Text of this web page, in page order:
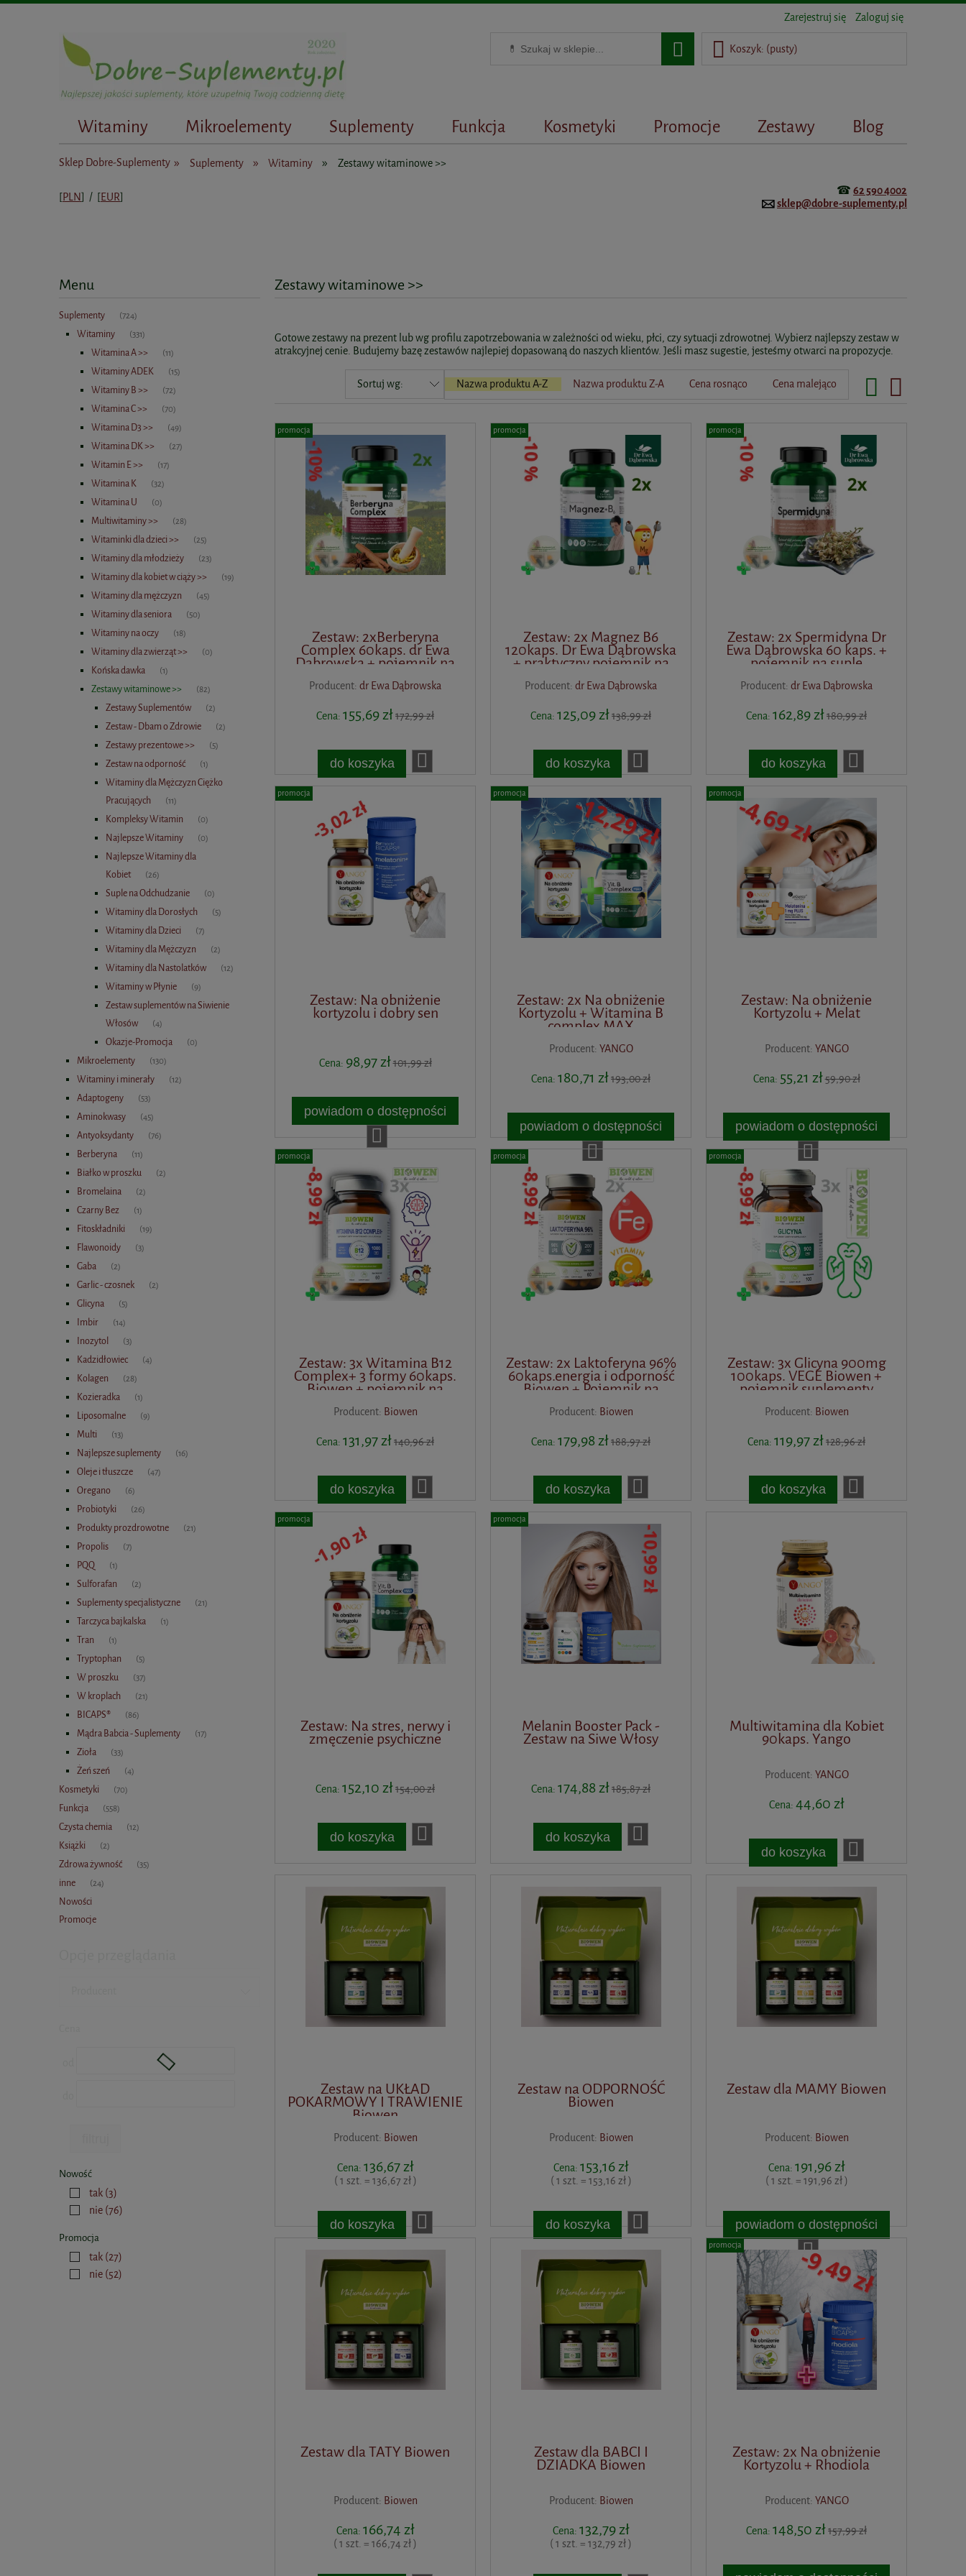
Zarejestruj się Zaloguj się
Koszyk: (pusty)
Witaminy Mikroelementy Suplementy Funkcja Kosmetyki Promocje Zestawy
Blog
Dietetycy
Sklep Dobre-Suplementy » Suplementy » Witaminy » Zestawy witaminowe >>
[PLN] / [EUR] ☎ 62 590 4002
sklep@dobre-suplementy.pl
Menu
Suplementy (724)
Witaminy (331)
Witamina A >> (11)
Witaminy ADEK (15)
Witaminy B >> (72)
Witamina C >> (70)
Witamina D3 >> (49)
Witamina DK >> (27)
Witamin E >> (17)
Witamina K (32)
Witamina U (0)
Multiwitaminy >> (28)
Witaminki dla dzieci >> (25)
Witaminy dla młodzieży (23)
Witaminy dla kobiet w ciąży >> (19)
Witaminy dla mężczyzn (45)
Witaminy dla seniora (50)
Witaminy na oczy (18)
Witaminy dla zwierząt >> (0)
Końska dawka (1)
Zestawy witaminowe >> (82)
Zestawy Suplementów (2)
Zestaw - Dbam o Zdrowie (2)
Zestawy prezentowe >> (5)
Zestaw na odporność (1)
Witaminy dla Mężczyzn Ciężko
Pracujących
(11)
Kompleksy Witamin (0)
Najlepsze Witaminy (0)
Najlepsze Witaminy dla
Kobiet
(26)
Suple na Odchudzanie (0)
Witaminy dla Dorosłych (5)
Witaminy dla Dzieci (7)
Witaminy dla Mężczyzn (2)
Witaminy dla Nastolatków (12)
Witaminy w Płynie (9)
Zestaw suplementów na Siwienie
Włosów
(4)
Okazje-Promocja (0)
Mikroelementy (130)
Witaminy i minerały (12)
Adaptogeny (53)
Aminokwasy (45)
Antyoksydanty (76)
Berberyna (11)
Białko w proszku (2)
Bromelaina (2)
Czarny Bez (1)
Fitoskładniki (19)
Flawonoidy (3)
Gaba (2)
Garlic - czosnek (2)
Glicyna (5)
Imbir (14)
Inozytol (3)
Kadzidłowiec (4)
Kolagen (28)
Kozieradka (1)
Liposomalne (9)
Multi (13)
Najlepsze suplementy (16)
Oleje i tłuszcze (47)
Oregano (6)
Probiotyki (26)
Produkty prozdrowotne (21)
Propolis (7)
PQQ (1)
Sulforafan (2)
Suplementy specjalistyczne (21)
Tarczyca bajkalska (1)
Tran (1)
Tryptophan (5)
W proszku (37)
W kroplach (21)
BICAPS® (86)
Mądra Babcia - Suplementy (17)
Zioła (33)
Żeń szeń (4)
Kosmetyki (70)
Funkcja (558)
Czysta chemia (12)
Książki (2)
Zdrowa żywność (35)
inne (24)
Nowości
Promocje
Nowość
tak (3)
nie (76)
Promocja
tak (27)
nie (52)
Zestawy witaminowe >>
Gotowe zestawy na prezent lub wg profilu zapotrzebowania w zależności od wieku, płci, czy sytuacji zdrowotnej. Wybierz najlepszy zestaw w
atrakcyjnej cenie. Budujemy bazę zestawów najlepiej dopasowaną do naszych klientów. Jeśli masz sugestie, jesteśmy otwarci na propozycje.
Sortuj wg: Nazwa produktu A-Z Nazwa produktu Z-A Cena rosnąco Cena malejąco
Zestaw: 2xBerberyna
Complex 60kaps. dr Ewa
Dąbrowska + pojemnik na
suplementy
Producent: dr Ewa Dąbrowska
Cena: 155,69 zł172,99 zł
do koszyka
promocja
Zestaw: 2x Magnez B6
120kaps. Dr Ewa Dąbrowska
+ praktyczny pojemnik na
suplementy
Producent: dr Ewa Dąbrowska
Cena: 125,09 zł138,99 zł
do koszyka
promocja
Zestaw: 2x Spermidyna Dr
Ewa Dąbrowska 60 kaps. +
pojemnik na suple
Producent: dr Ewa Dąbrowska
Cena: 162,89 zł180,99 zł
do koszyka
promocja
Zestaw: Na obniżenie
kortyzolu i dobry sen
Cena: 98,97 zł101,99 zł
powiadom o dostępności
promocja
Zestaw: 2x Na obniżenie
Kortyzolu + Witamina B
complex MAX
Producent: YANGO
Cena: 180,71 zł193,00 zł
powiadom o dostępności
promocja
Zestaw: Na obniżenie
Kortyzolu + Melat
Producent: YANGO
Cena: 55,21 zł59,90 zł
powiadom o dostępności
promocja
Zestaw: 3x Witamina B12
Complex+ 3 formy 60kaps.
Biowen + pojemnik na
suplementy
Producent: Biowen
Cena: 131,97 zł140,96 zł
do koszyka
promocja
Zestaw: 2x Laktoferyna 96%
60kaps.energia i odporność
Biowen + Pojemnik na
suplementy
Producent: Biowen
Cena: 179,98 zł188,97 zł
do koszyka
promocja
Zestaw: 3x Glicyna 900mg
100kaps. VEGE Biowen +
pojemnik suplementy
Producent: Biowen
Cena: 119,97 zł128,96 zł
do koszyka
promocja
Zestaw: Na stres, nerwy i
zmęczenie psychiczne
Cena: 152,10 zł154,00 zł
do koszyka
promocja
Melanin Booster Pack -
Zestaw na Siwe Włosy
Cena: 174,88 zł185,87 zł
do koszyka
promocja
Multiwitamina dla Kobiet
90kaps. Yango
Producent: YANGO
Cena: 44,60 zł
do koszyka
Zestaw na UKŁAD
POKARMOWY I TRAWIENIE
Biowen
Producent: Biowen
Cena: 136,67 zł
( 1 szt. = 136,67 zł )
do koszyka
Zestaw na ODPORNOŚĆ
Biowen
Producent: Biowen
Cena: 153,16 zł
( 1 szt. = 153,16 zł )
do koszyka
Zestaw dla MAMY Biowen
Producent: Biowen
Cena: 191,96 zł
( 1 szt. = 191,96 zł )
powiadom o dostępności
Zestaw dla TATY Biowen
Producent: Biowen
Cena: 166,74 zł
( 1 szt. = 166,74 zł )
Zestaw dla BABCI I
DZIADKA Biowen
Producent: Biowen
Cena: 132,79 zł
( 1 szt. = 132,79 zł )
Zestaw: 2x Na obniżenie
Kortyzolu + Rhodiola
Producent: YANGO
Cena: 148,50 zł157,99 zł
promocja